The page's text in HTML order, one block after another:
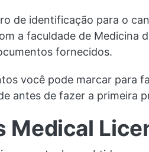
de identificação para o
a faculdade de Medicina
fornecidos.
você pode marcar para
antes de fazer a primeira
Medical